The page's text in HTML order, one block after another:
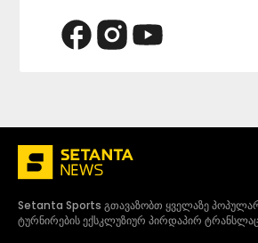
Setanta Sports გთავაზობთ ყველაზე
ტურნირების ექსკლუზიურ პირდაპირ